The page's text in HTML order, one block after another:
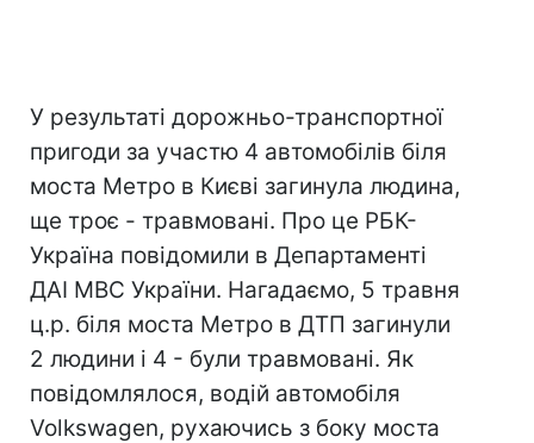
У результаті дорожньо-транспортної
пригоди за участю 4 автомобілів біля
моста Метро в Києві загинула людина,
ще троє - травмовані. Про це РБК-
Україна повідомили в Департаменті
ДАІ МВС України. Нагадаємо, 5 травня
ц.р. біля моста Метро в ДТП загинули
2 людини і 4 - були травмовані. Як
повідомлялося, водій автомобіля
Volkswagen, рухаючись з боку моста